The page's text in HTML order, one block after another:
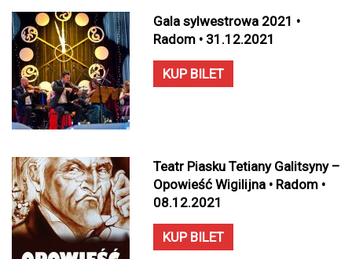
Gala sylwestrowa 2021 •
Radom • 31.12.2021
KUP BILET
Teatr Piasku Tetiany Galitsyny –
Opowieść Wigilijna • Radom •
08.12.2021
KUP BILET